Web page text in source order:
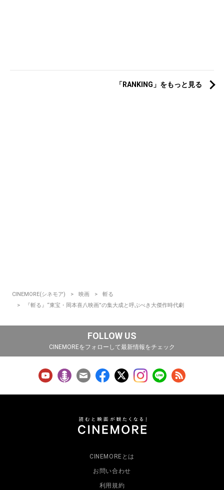
「RANKING」をもっと見る
CINEMORE(シネモア) 映画
斬る
『斬る』“東宝・岡本喜八映画”の集大成と呼ぶべき大傑作時代劇
FOLLOW US
CINEMOREをフォローして最新情報をチェック
CINEMOREとは
お問い合わせ
利用規約